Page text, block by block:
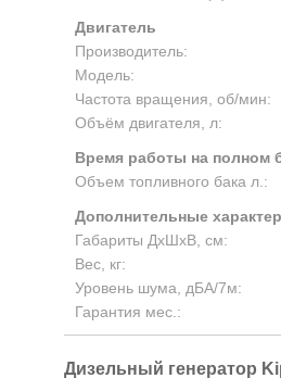
Двигатель
Производитель:
Модель:
Частота вращения, об/мин:
Объём двигателя, л:
Время работы на полном
Объем топливного бака л.:
Дополнительные
Габариты ДхШхВ, см:
Вес, кг:
Уровень шума, дБА/7м:
Гарантия мес.:
Дизельный генератор